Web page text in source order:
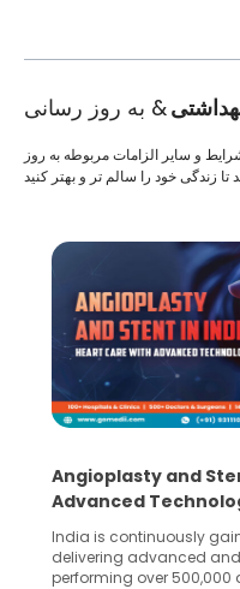
& به روز رسانی
و سایر الزامات مربوطه به روز
Angioplasty and
Advanced
India is continuously
delivering advanced
performing over